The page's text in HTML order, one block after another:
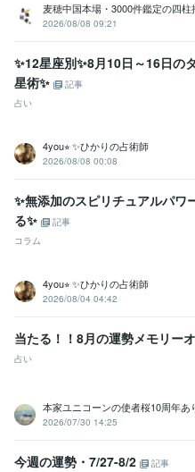
麦穂中国本場・3000件鑑定の四柱
2026/08/08 09:21
✨12星座別✨8月10日～16日の
星術✨
記事
占い
4you⭐︎ ✨ひかりの占術師
2026/08/08 00:08
✨無添加のスピリチュアルパワ
る✨
記事
コラム
4you⭐︎ ✨ひかりの占術師
2026/08/04 04:42
当たる！！8月の運勢メモリー
占い
本家ユニコーンの使者桜10周年あ
2026/07/30 14:25
今週の運勢・7/27-8/2
記事